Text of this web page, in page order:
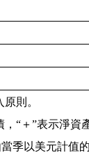
則。
“＋”表示淨資
季以美元計值